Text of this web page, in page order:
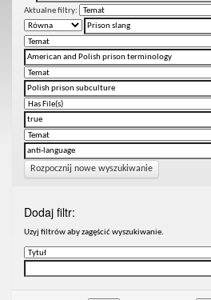
Aktualne filtry:
Rozpocznij nowe wyszukiwanie
Dodaj filtr:
Uzyj filtrów aby zagęścić wyszukiwanie.